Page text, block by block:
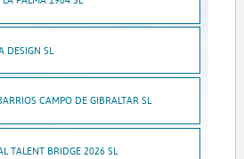
DESIGN SL
CAMPO DE GIBRALTAR SL
TALENT BRIDGE 2026 SL